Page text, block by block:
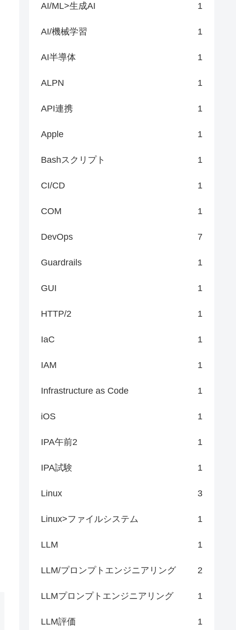
AI/ML>生成AI 1
AI/機械学習 1
AI半導体 1
ALPN 1
API連携 1
Apple 1
Bashスクリプト 1
CI/CD 1
COM 1
DevOps 7
Guardrails 1
GUI 1
HTTP/2 1
IaC 1
IAM 1
Infrastructure as Code 1
iOS 1
IPA午前2 1
IPA試験 1
Linux 3
Linux>ファイルシステム 1
LLM 1
LLM/プロンプトエンジニアリング 2
LLMプロンプトエンジニアリング 1
LLM評価 1